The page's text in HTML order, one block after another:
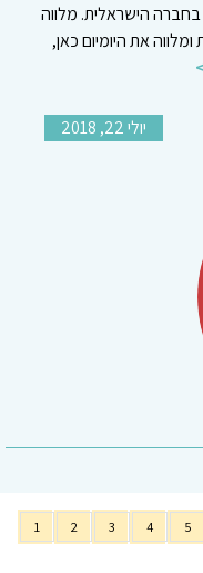
בחברה הישראלית. מלווה
את היומיום כאן,
יולי 22, 2018
1 2 3 4 5